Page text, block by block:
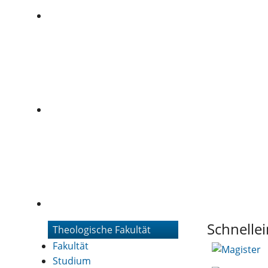
Theologische Fakultät
Fakultät
Studium
Theologische